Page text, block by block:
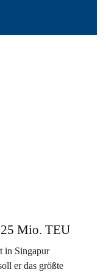
Mio. TEU
in Singapur
er das größte